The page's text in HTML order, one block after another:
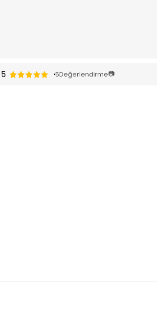
5 5Değerlendirme📷